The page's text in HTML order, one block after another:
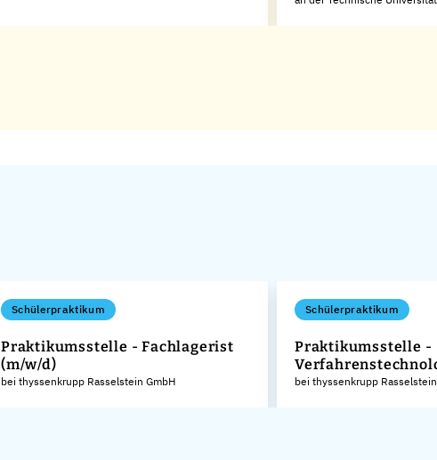
Schülerpraktikum
Praktikumsstelle - Fachlagerist
(m/w/d)
bei thyssenkrupp Rasselstein GmbH
Schülerpraktikum
Praktikumsstelle -
bei thyssenkrupp